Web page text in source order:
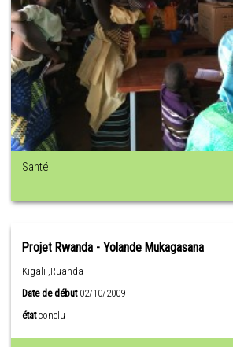
Santé
Projet Rwanda - Yolande Mukagasana
Kigali ,Ruanda
Date de début02/10/2009
état conclu